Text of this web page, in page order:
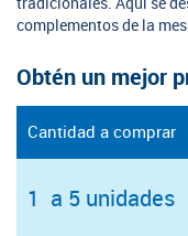
tradicionales. Aquí se
complementos de la
Obtén un mejor
Cantidad a comprar
1 a 5 unidades